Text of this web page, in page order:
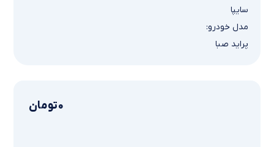
سایپا
مدل خودرو:
پراید صبا
0تومان